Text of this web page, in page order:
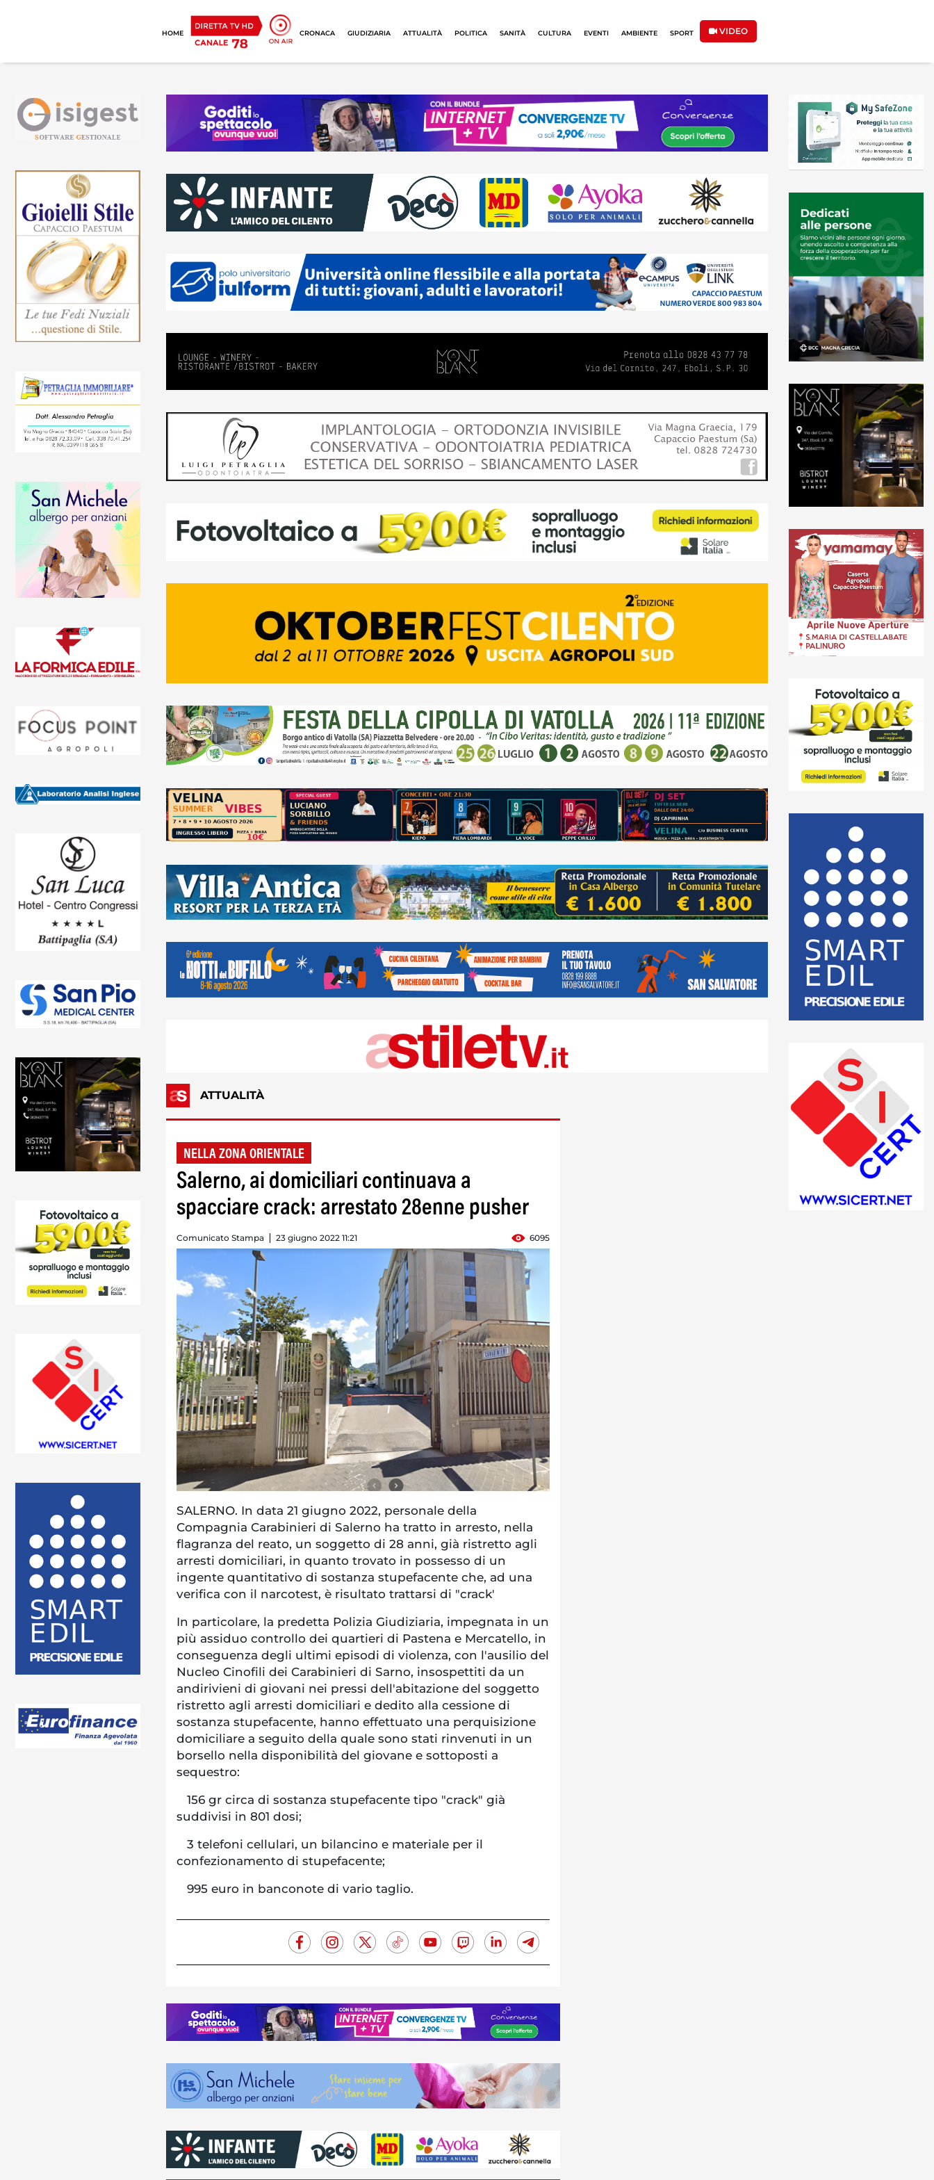
HOME CRONACA GIUDIZIARIA ATTUALITÀ POLITICA SANITÀ CULTURA EVENTI AMBIENTE SPORT VIDEO
ATTUALITÀ
NELLA ZONA ORIENTALE
Salerno, ai domiciliari continuava a
spacciare crack: arrestato 28enne pusher
Comunicato Stampa 23 giugno 2022 11:21 6095
SALERNO. In data 21 giugno 2022, personale della
Compagnia Carabinieri di Salerno ha tratto in arresto, nella
flagranza del reato, un soggetto di 28 anni, già ristretto agli
arresti domiciliari, in quanto trovato in possesso di un
ingente quantitativo di sostanza stupefacente che, ad una
verifica con il narcotest, è risultato trattarsi di "crack'
In particolare, la predetta Polizia Giudiziaria, impegnata in un
più assiduo controllo dei quartieri di Pastena e Mercatello, in
conseguenza degli ultimi episodi di violenza, con l'ausilio del
Nucleo Cinofili dei Carabinieri di Sarno, insospettiti da un
andirivieni di giovani nei pressi dell'abitazione del soggetto
ristretto agli arresti domiciliari e dedito alla cessione di
sostanza stupefacente, hanno effettuato una perquisizione
domiciliare a seguito della quale sono stati rinvenuti in un
borsello nella disponibilità del giovane e sottoposti a
sequestro:
156 gr circa di sostanza stupefacente tipo "crack" già
suddivisi in 801 dosi;
3 telefoni cellulari, un bilancino e materiale per il
confezionamento di stupefacente;
995 euro in banconote di vario taglio.